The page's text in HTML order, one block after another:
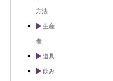
方法
生産
者
道具
飲み